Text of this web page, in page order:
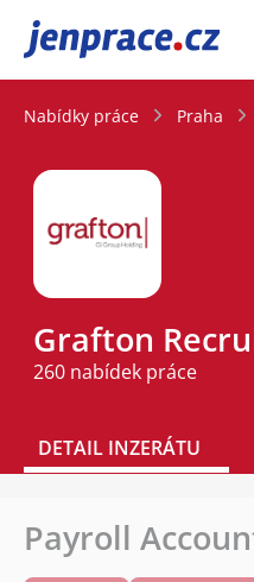
JenPráce.cz
Nabídky práce Praha
Grafton
260 nabídek práce
DETAIL INZERÁTU
Payroll